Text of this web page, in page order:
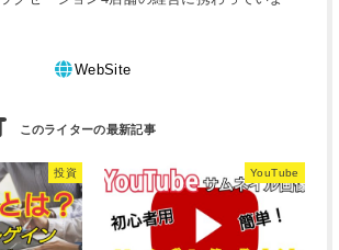
WebSite
投資 YouTube